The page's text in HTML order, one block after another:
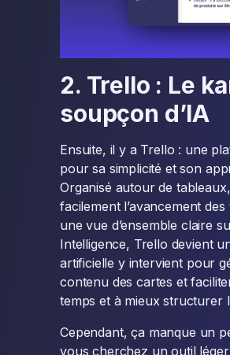
2. Trello : Le
soupçon d’IA
Ensuite, il y a Trello : une
pour sa simplicité et son
Organisé autour de
facilement l’avancement
une vue d’ensemble claire
Intelligence, Trello devient
artificielle y intervient pour
contenu des cartes et
temps et à mieux structurer
Cependant, ça manque un
vous cherchez un outil